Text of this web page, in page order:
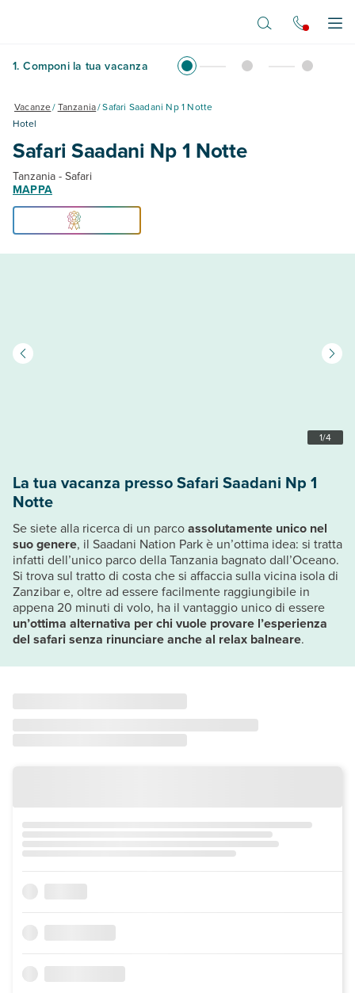
1. Componi la tua vacanza
Vacanze/Tanzania/Safari Saadani Np 1 Notte
Hotel
Safari Saadani Np 1 Notte
Tanzania - Safari
MAPPA
1/4
La tua vacanza presso Safari Saadani Np 1
Notte
Se siete alla ricerca di un parcoassolutamente unico nel
suo genere, il Saadani Nation Park è un’ottima idea: si tratta
infatti dell’unico parco della Tanzania bagnato dall’Oceano.
Si trova sul tratto di costa che si affaccia sulla vicina isola di
Zanzibar e, oltre ad essere facilmente raggiungibile in
appena 20 minuti di volo, ha il vantaggio unico di essere
un’ottima alternativa per chi vuole provare l’esperienza
del safari senza rinunciare anche al relax balneare.